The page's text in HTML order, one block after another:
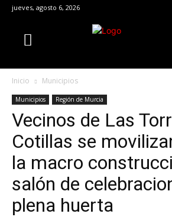
jueves, agosto 6, 2026
Inicio Municipios
Municipios Región de Murcia
Vecinos de Las
Cotillas se
la macro
salón de
plena huerta